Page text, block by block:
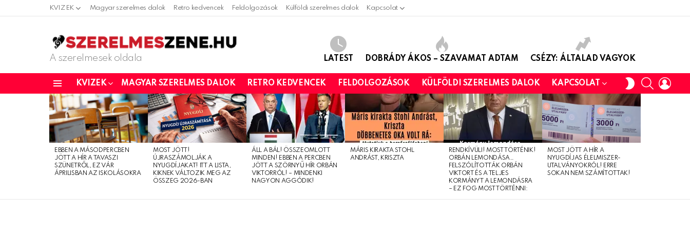
KVIZEK Magyar szerelmes dalok Retro kedvencek Feldolgozások Külföldi szerelmes dalok Kapcsolat
A szerelmesek oldala LATEST DOBRÁDY ÁKOS – SZAVAMAT ADTAM CSÉZY: ÁLTALAD VAGYOK
KVIZEK MAGYAR SZERELMES DALOK RETRO KEDVENCEK FELDOLGOZÁSOK KÜLFÖLDI SZERELMES DALOK KAPCSOLAT
SWITCH
SKIN
SEARCH
LATEST
STORIES
EBBEN A MÁSODPERCBEN
JÖTT A HÍR A TAVASZI
SZÜNETRŐL, EZ VÁR
ÁPRILISBAN AZ ISKOLÁSOKRA
MOST JÖTT!
ÚJRASZÁMOLJÁK A
NYUGDÍJAKAT! ITT A LISTA,
KIKNEK VÁLTOZIK MEG AZ
ÖSSZEG 2026-BAN
ÁLL A BÁL! ÖSSZEOMLOTT
MINDEN! EBBEN A PERCBEN
JÖTT A SZÖRNYŰ HÍR ORBÁN
VIKTORRÓL! – MINDENKI
NAGYON AGGÓDIK!
MÁRIS KIRAKTA STOHL
ANDRÁST, KRISZTA
RENDKÍVÜLI! MOST TÖRTÉNIK!
ORBÁN LEMONDÁSA…
FELSZÓLÍTOTTÁK ORBÁN
VIKTORT ÉS A TELJES
KORMÁNYT A LEMONDÁSRA
– EZ FOG MOST TÖRTÉNNI:
MOST JÖTT A HÍR A
NYUGDÍJAS ÉLELMISZER-
UTALVÁNYOKRÓL! ERRE
SOKAN NEM SZÁMÍTOTTAK!